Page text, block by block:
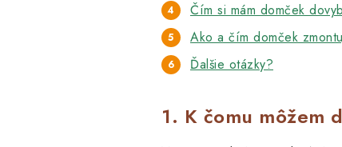
Čím si mám domček
Ako a čím domček
Ďalšie otázky?
1. K čomu môžem